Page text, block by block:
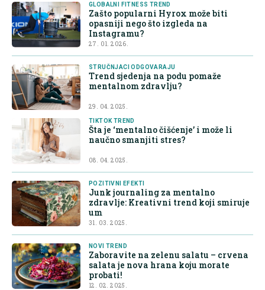
GLOBALNI FITNESS TREND
Zašto popularni Hyrox može biti
opasniji nego što izgleda na
Instagramu?
27. 01. 2026.
STRUČNJACI ODGOVARAJU
Trend sjedenja na podu pomaže
mentalnom zdravlju?
29. 04. 2025.
TIKTOK TREND
Šta je ‘mentalno čišćenje’ i može li
naučno smanjiti stres?
08. 04. 2025.
POZITIVNI EFEKTI
Junk journaling za mentalno
zdravlje: Kreativni trend koji smiruje
um
31. 03. 2025.
NOVI TREND
Zaboravite na zelenu salatu – crvena
salata je nova hrana koju morate
probati!
12. 02. 2025.